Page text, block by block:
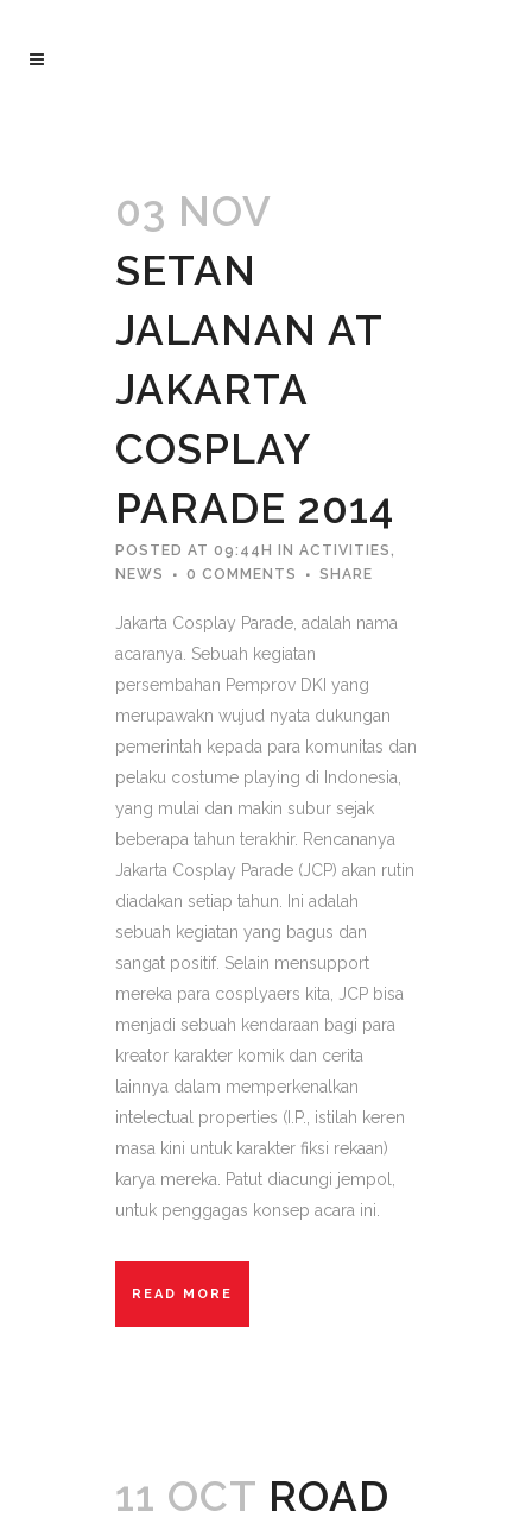
03 NOV
SETAN
JALANAN AT
JAKARTA
COSPLAY
PARADE 2014
POSTED AT 09:44H IN ACTIVITIES,
NEWS
0 COMMENTS SHARE
Jakarta Cosplay Parade, adalah nama
acaranya. Sebuah kegiatan
persembahan Pemprov DKI yang
merupawakn wujud nyata dukungan
pemerintah kepada para komunitas dan
pelaku costume playing di Indonesia,
yang mulai dan makin subur sejak
beberapa tahun terakhir. Rencananya
Jakarta Cosplay Parade (JCP) akan rutin
diadakan setiap tahun. Ini adalah
sebuah kegiatan yang bagus dan
sangat positif. Selain mensupport
mereka para cosplyaers kita, JCP bisa
menjadi sebuah kendaraan bagi para
kreator karakter komik dan cerita
lainnya dalam memperkenalkan
intelectual properties (I.P., istilah keren
masa kini untuk karakter fiksi rekaan)
karya mereka. Patut diacungi jempol,
untuk penggagas konsep acara ini.
READ MORE
11 OCT ROAD